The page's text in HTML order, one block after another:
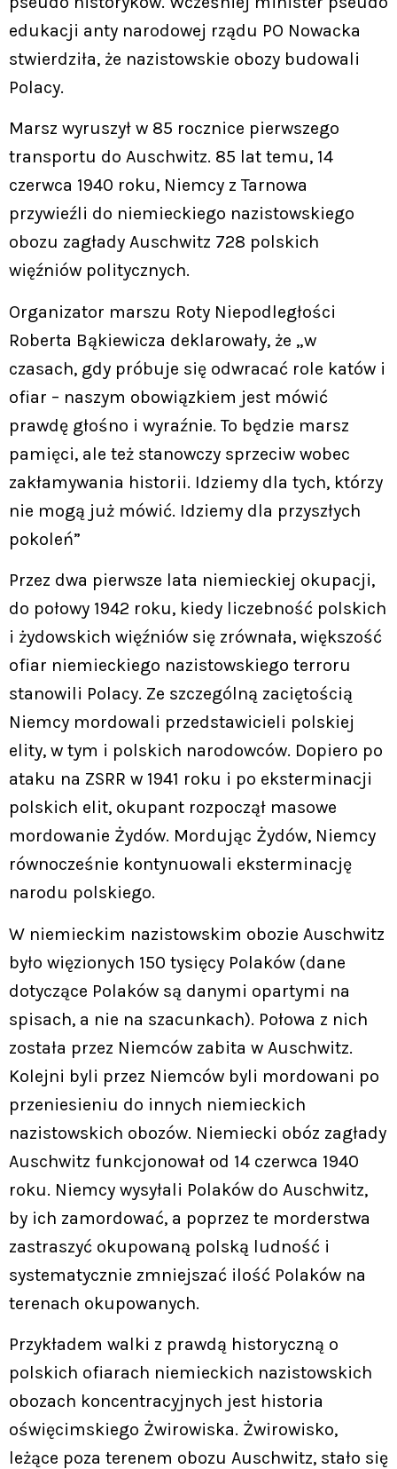
edukacji anty narodowej rządu PO Nowacka
stwierdziła, że nazistowskie obozy budowali
Polacy.
Marsz wyruszył w 85 rocznice pierwszego
transportu do Auschwitz. 85 lat temu, 14
czerwca 1940 roku, Niemcy z Tarnowa
przywieźli do niemieckiego nazistowskiego
obozu zagłady Auschwitz 728 polskich
więźniów politycznych.
Organizator marszu Roty Niepodległości
Roberta Bąkiewicza deklarowały, że „w
czasach, gdy próbuje się odwracać role katów i
ofiar – naszym obowiązkiem jest mówić
prawdę głośno i wyraźnie. To będzie marsz
pamięci, ale też stanowczy sprzeciw wobec
zakłamywania historii. Idziemy dla tych, którzy
nie mogą już mówić. Idziemy dla przyszłych
pokoleń”
Przez dwa pierwsze lata niemieckiej okupacji,
do połowy 1942 roku, kiedy liczebność polskich
i żydowskich więźniów się zrównała, większość
ofiar niemieckiego nazistowskiego terroru
stanowili Polacy. Ze szczególną zaciętością
Niemcy mordowali przedstawicieli polskiej
elity, w tym i polskich narodowców. Dopiero po
ataku na ZSRR w 1941 roku i po eksterminacji
polskich elit, okupant rozpoczął masowe
mordowanie Żydów. Mordując Żydów, Niemcy
równocześnie kontynuowali eksterminację
narodu polskiego.
W niemieckim nazistowskim obozie Auschwitz
było więzionych 150 tysięcy Polaków (dane
dotyczące Polaków są danymi opartymi na
spisach, a nie na szacunkach). Połowa z nich
została przez Niemców zabita w Auschwitz.
Kolejni byli przez Niemców byli mordowani po
przeniesieniu do innych niemieckich
nazistowskich obozów. Niemiecki obóz zagłady
Auschwitz funkcjonował od 14 czerwca 1940
roku. Niemcy wysyłali Polaków do Auschwitz,
by ich zamordować, a poprzez te morderstwa
zastraszyć okupowaną polską ludność i
systematycznie zmniejszać ilość Polaków na
terenach okupowanych.
Przykładem walki z prawdą historyczną o
polskich ofiarach niemieckich nazistowskich
obozach koncentracyjnych jest historia
oświęcimskiego Żwirowiska. Żwirowisko,
leżące poza terenem obozu Auschwitz, stało się